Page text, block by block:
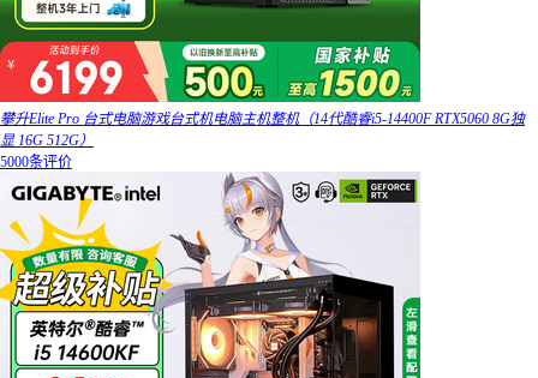
攀升Elite Pro 台式电脑游戏台式机电脑主机整机（14代酷睿i5-14400F RTX5060 8G独
显 16G 512G）
5000条评价